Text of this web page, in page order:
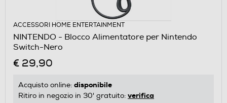
ACCESSORI HOME ENTERTAINMENT
NINTENDO - Blocco Alimentatore per Nintendo
Switch-Nero
€ 29,90
Acquisto online: disponibile
Ritiro in negozio in 30' gratuito: verifica